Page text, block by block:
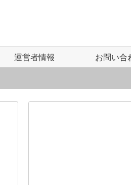
運営者情報 お問い合